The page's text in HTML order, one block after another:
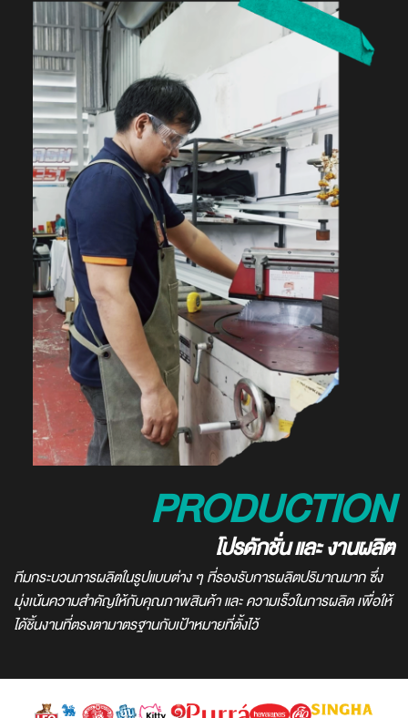
PRODUCTION
โปรดักชั่น และ งานผลิต
ทีมกระบวนการผลิตในรูปแบบต่าง ๆ ที่รองรับการผลิตปริมาณมาก ซึ่ง
มุ่งเน้นความสำคัญให้กับคุณภาพสินค้า และ ความเร็วในการผลิต เพื่อให้
ได้ชิ้นงานที่ตรงตามาตรฐานกับเป้าหมายที่ตั้งไว้